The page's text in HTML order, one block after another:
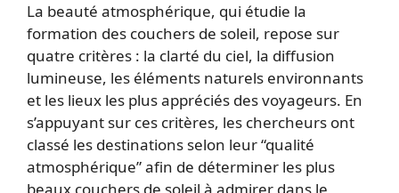
La beauté atmosphérique, qui étudie la
formation des couchers de soleil, repose sur
quatre critères : la clarté du ciel, la diffusion
lumineuse, les éléments naturels environnants
et les lieux les plus appréciés des voyageurs. En
s’appuyant sur ces critères, les chercheurs ont
classé les destinations selon leur “qualité
atmosphérique” afin de déterminer les plus